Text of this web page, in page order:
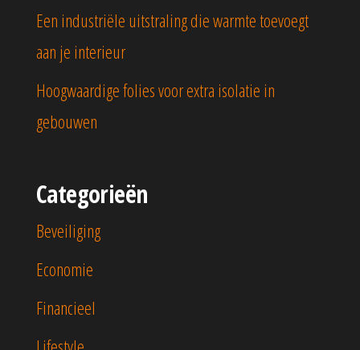
Een industriële uitstraling die warmte toevoegt
aan je interieur
Hoogwaardige folies voor extra isolatie in
gebouwen
Categorieën
Beveiliging
Economie
Financieel